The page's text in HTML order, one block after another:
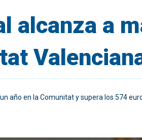
alcanza a
año en la Comunitat y supera los 574